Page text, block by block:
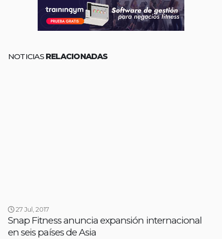
NOTICIAS RELACIONADAS
27 Jul, 2017
Snap Fitness anuncia expansión internacional
en seis países de Asia